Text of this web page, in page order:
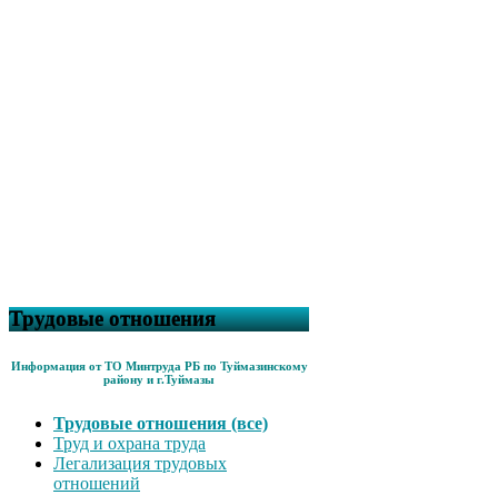
Трудовые отношения
Информация от ТО Минтруда РБ по Туймазинскому
району и г.Туймазы
Трудовые отношения (все)
Труд и охрана труда
Легализация трудовых
отношений